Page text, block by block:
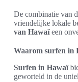
De combinatie van
vriendelijke lokale
van Hawaïeen
Waarom surfen in
Surfen in Hawaï
geworteld in de